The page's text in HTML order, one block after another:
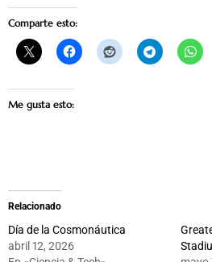
Comparte esto:
Me gusta esto:
Relacionado
Día de la Cosmonáutica
abril 12, 2026